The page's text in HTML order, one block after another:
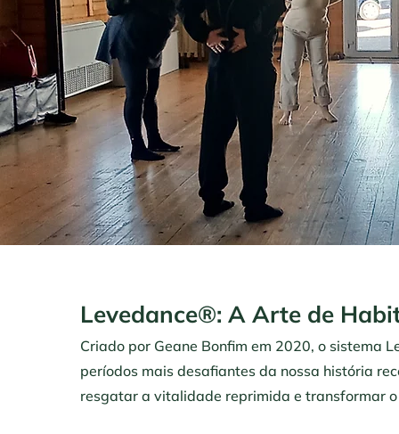
Levedance®: A Arte de
Criado por Geane Bonfim em 2020, o sistema
períodos mais desafiantes da nossa história
resgatar a vitalidade reprimida e transformar o